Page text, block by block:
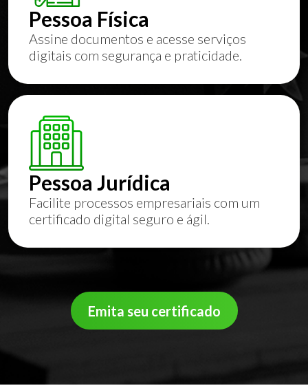
Pessoa Física
Assine documentos e acesse serviços
digitais com segurança e praticidade.
Pessoa Jurídica
Facilite processos empresariais com um
certificado digital seguro e ágil.
Emita seu certificado